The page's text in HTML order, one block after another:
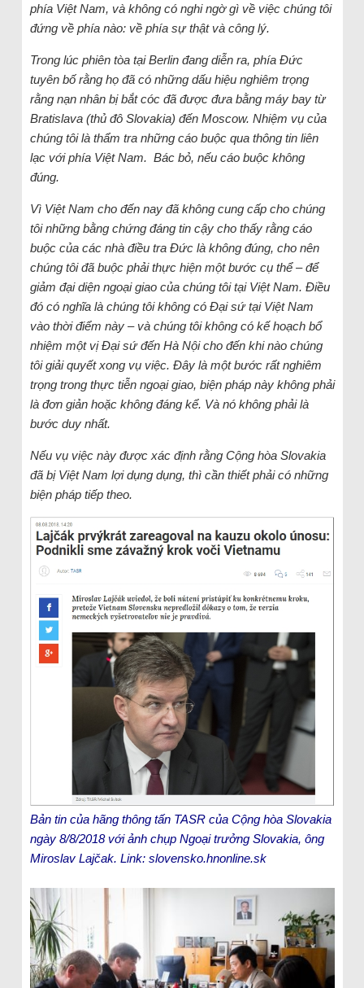
phía Việt Nam, và không có nghi ngờ gì về việc chúng tôi
đứng về phía nào: về phía sự thật và công lý.
Trong lúc phiên tòa tại Berlin đang diễn ra, phía Đức
tuyên bố rằng họ đã có những dấu hiệu nghiêm trọng
rằng nạn nhân bị bắt cóc đã được đưa bằng máy bay từ
Bratislava (thủ đô Slovakia) đến Moscow. Nhiệm vụ của
chúng tôi là thẩm tra những cáo buộc qua thông tin liên
lạc với phía Việt Nam. Bác bỏ, nếu cáo buộc không
đúng.
Vì Việt Nam cho đến nay đã không cung cấp cho chúng
tôi những bằng chứng đáng tin cậy cho thấy rằng cáo
buộc của các nhà điều tra Đức là không đúng, cho nên
chúng tôi đã buộc phải thực hiện một bước cụ thể – để
giảm đại diện ngoại giao của chúng tôi tại Việt Nam. Điều
đó có nghĩa là chúng tôi không có Đại sứ tại Việt Nam
vào thời điểm này – và chúng tôi không có kế hoạch bổ
nhiệm một vị Đại sứ đến Hà Nội cho đến khi nào chúng
tôi giải quyết xong vụ việc. Đây là một bước rất nghiêm
trọng trong thực tiễn ngoại giao, biện pháp này không phải
là đơn giản hoặc không đáng kể. Và nó không phải là
bước duy nhất.
Nếu vụ việc này được xác định rằng Cộng hòa Slovakia
đã bị Việt Nam lợi dụng dụng, thì cần thiết phải có những
biện pháp tiếp theo.
Bản tin của hãng thông tấn TASR của Cộng hòa Slovakia
ngày 8/8/2018 với ảnh chụp Ngoại trưởng Slovakia, ông
Miroslav Lajčak. Link: slovensko.hnonline.sk